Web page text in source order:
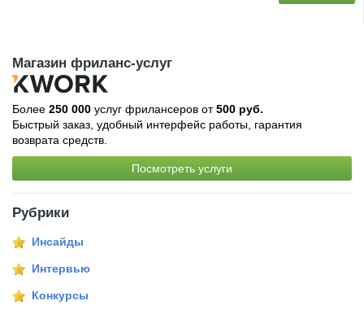
Магазин фриланс-услуг
Более 250 000 услуг фрилансеров от500 руб.
Быстрый заказ, удобный интерфейс работы, гарантия
возврата средств.
Посмотреть услуги
Рубрики
Инсайды
Интервью
Конкурсы